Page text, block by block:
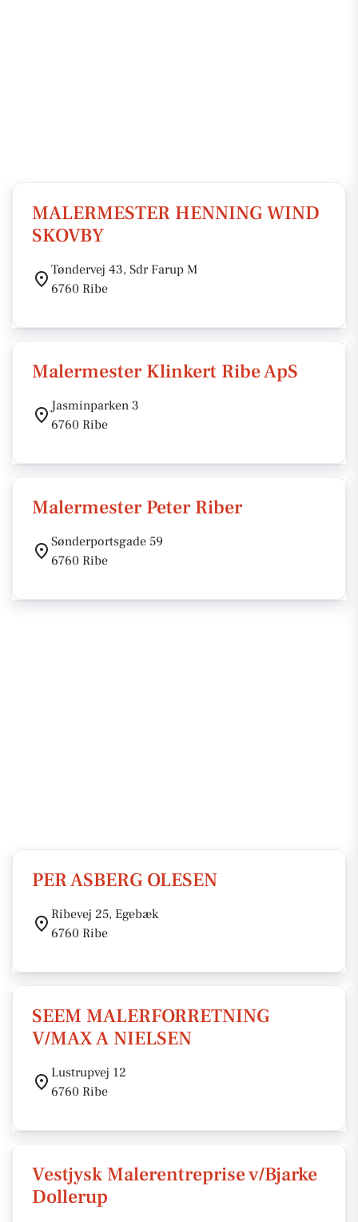
MALERMESTER HENNING WIND
SKOVBY
Tøndervej 43, Sdr Farup M
6760 Ribe
Malermester Klinkert Ribe ApS
Jasminparken 3
6760 Ribe
Malermester Peter Riber
Sønderportsgade 59
6760 Ribe
PER ASBERG OLESEN
Ribevej 25, Egebæk
6760 Ribe
SEEM MALERFORRETNING
V/MAX A NIELSEN
Lustrupvej 12
6760 Ribe
Vestjysk Malerentreprise v/Bjarke
Dollerup